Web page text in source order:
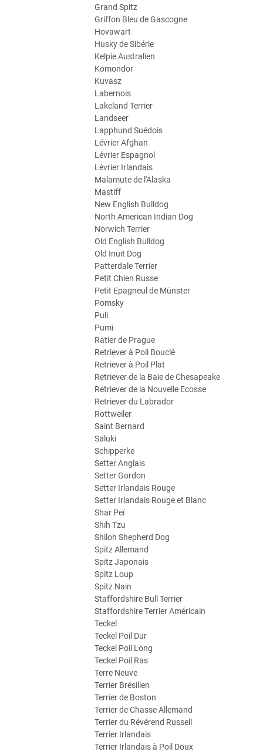
Grand Spitz
Griffon Bleu de Gascogne
Hovawart
Husky de Sibérie
Kelpie Australien
Komondor
Kuvasz
Labernois
Lakeland Terrier
Landseer
Lapphund Suédois
Lévrier Afghan
Lévrier Espagnol
Lévrier Irlandais
Malamute de l'Alaska
Mastiff
New English Bulldog
North American Indian Dog
Norwich Terrier
Old English Bulldog
Old Inuit Dog
Patterdale Terrier
Petit Chien Russe
Petit Epagneul de Münster
Pomsky
Puli
Pumi
Ratier de Prague
Retriever à Poil Bouclé
Retriever à Poil Plat
Retriever de la Baie de Chesapeake
Retriever de la Nouvelle Ecosse
Retriever du Labrador
Rottweiler
Saint Bernard
Saluki
Schipperke
Setter Anglais
Setter Gordon
Setter Irlandais Rouge
Setter Irlandais Rouge et Blanc
Shar Peï
Shih Tzu
Shiloh Shepherd Dog
Spitz Allemand
Spitz Japonais
Spitz Loup
Spitz Nain
Staffordshire Bull Terrier
Staffordshire Terrier Américain
Teckel
Teckel Poil Dur
Teckel Poil Long
Teckel Poil Ras
Terre Neuve
Terrier Brésilien
Terrier de Boston
Terrier de Chasse Allemand
Terrier du Révérend Russell
Terrier Irlandais
Terrier Irlandais à Poil Doux